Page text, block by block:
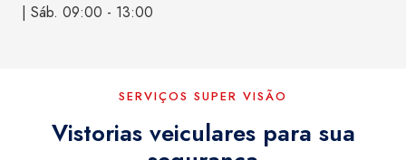
| Sáb. 09:00 - 13:00
SERVIÇOS SUPER VISÃO
Vistorias veiculares para sua